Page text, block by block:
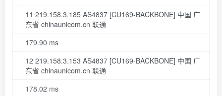
11 219.158.3.185 AS4837 [CU169-BACKBONE] 中国 广
东省 chinaunicom.cn 联通
179.90 ms
12 219.158.3.153 AS4837 [CU169-BACKBONE] 中国 广
东省 chinaunicom.cn 联通
178.02 ms